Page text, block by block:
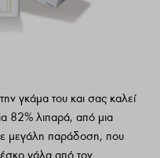
γκάμα του και σας καλεί
82% λιπαρά, από μια
μεγάλη παράδοση, που
γάλα από τον